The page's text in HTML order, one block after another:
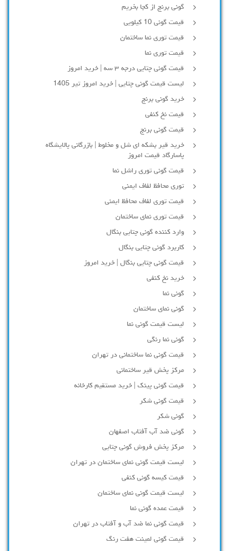
گونی برنج از کجا بخریم
قیمت گونی 10 کیلویی
قیمت توری نما ساختمان
قیمت توری نما
قیمت گونی چتایی درجه ۳ سه | خرید امروز
لیست قیمت گونی چتایی | خرید امروز تیر 1405
خرید گونی برنج
قیمت نخ کنفی
قیمت گونی برنج
خرید قیر بشکه ای شل و مخلوط | بازرگانی پالایشگاه
پاسارگاد قیمت امروز
قیمت گونی توری راشل نما
توری محافظ لفاف ایمنی
قیمت توری لفاف محافظ ایمنی
قیمت توری نمای ساختمان
وارد کننده گونی چتایی بنگال
کاربرد گونی چتایی بنگال
قیمت گونی چتایی بنگال | خرید امروز
خرید نخ کنفی
گونی نما
گونی نمای ساختمان
لیست قیمت گونی نما
گونی نما رنگی
قیمت گونی نما ساختمانی در تهران
مرکز پخش قیر ساختمانی
قیمت گونی پینک | خرید مستقیم کارخانه
قیمت گونی شکر
گونی شکر
گونی ضد آب آفتاب اصفهان
مرکز پخش فروش گونی چتایی
لیست قیمت گونی نمای ساختمان در تهران
قیمت کیسه گونی کنفی
لیست قیمت گونی نمای ساختمان
قیمت عمده گونی نما
قیمت گونی نما ضد آب و آفتاب در تهران
قیمت گونی لمینت هفت رنگ